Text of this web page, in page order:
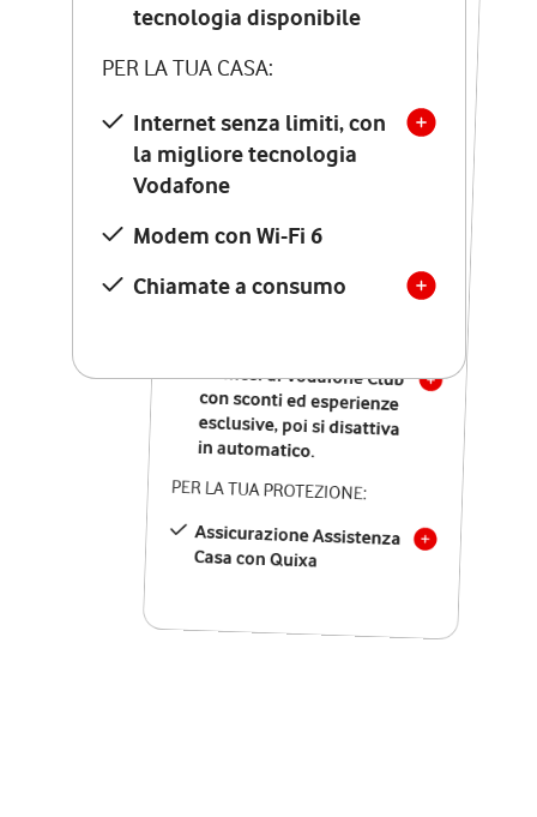
tecnologia disponibile
PER LA TUA CASA:
Internet senza limiti, con
la migliore tecnologia
Vodafone
Modem con Wi-Fi 6
Chiamate a consumo
tecnologia disponibile
PER LA TUA CASA:
Internet senza limiti, con
la migliore tecnologia
Vodafone
Modem Seven con Wi-Fi 7
Chiamate illimitate verso
numeri fissi e mobili
nazionali
12 mesi di Vodafone Club
con sconti ed esperienze
esclusive, poi si disattiva
in automatico.
PER LA TUA PROTEZIONE:
Assicurazione Assistenza
Casa con Quixa